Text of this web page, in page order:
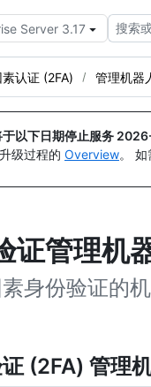
Server 3.17 搜索
认证 (2FA) 管理机器
以下日期停止服务
级过程的 Overview。
证管理机
身份验证的
(2FA) 管理